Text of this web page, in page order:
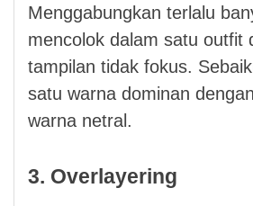
Menggabungkan terlalu
mencolok dalam satu outfit
tampilan tidak fokus.
satu warna dominan
warna netral.
3. Overlayering